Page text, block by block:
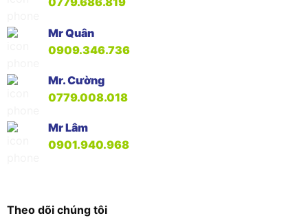
Mr Quân
0909.346.736
Mr. Cường
0779.008.018
Mr Lâm
0901.940.968
Theo dõi chúng tôi